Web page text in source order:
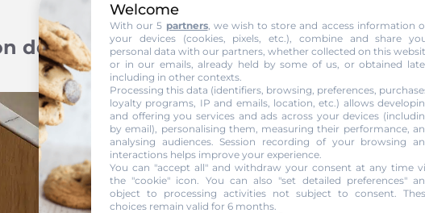
détaillée du Xiaomi Mijia Truclean W30
Welcome
With our 5 partners, we wish to store and access information
your devices (cookies, pixels, etc.), combine and share
personal data with our partners, whether collected on this
or in our emails, already held by some of us, or obtained
including in other contexts.
Processing this data (identifiers, browsing, preferences,
loyalty programs, IP and emails, location, etc.) allows
and offering you services and ads across your devices
by email), personalising them, measuring their performance,
analysing audiences. Session recording of your browsing
interactions helps improve your experience.
You can "accept all" and withdraw your consent at any time
the "cookie" icon. You can also "set detailed preferences"
object to processing activities not subject to consent.
choices remain valid for 6 months.